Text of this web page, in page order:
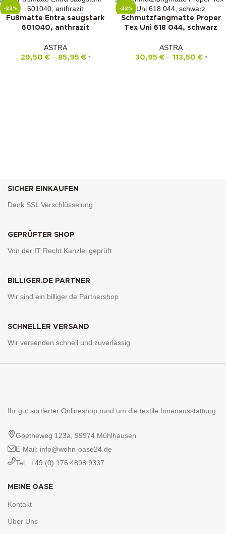
-22%
Fußmatte Entra saugstark
601040, anthrazit
ASTRA
29,50 €– 85,95 € *
-22%
Schmutzfangmatte Proper
Tex Uni 618 044, schwarz
ASTRA
30,95 €– 113,50 € *
SICHER EINKAUFEN
Dank SSL Verschlüsselung
GEPRÜFTER SHOP
Von der IT Recht Kanzlei geprüft
BILLIGER.DE PARTNER
Wir sind ein billiger.de Partnershop
SCHNELLER VERSAND
Wir versenden schnell und zuverlässig
Ihr gut sortierter Onlineshop rund um die textile Innenausstattung.
Goetheweg 123a, 99974 Mühlhausen
E-Mail: info@wohn-oase24.de
Tel.: +49 (0) 176 4898 9337
MEINE OASE
Kontakt
Über Uns